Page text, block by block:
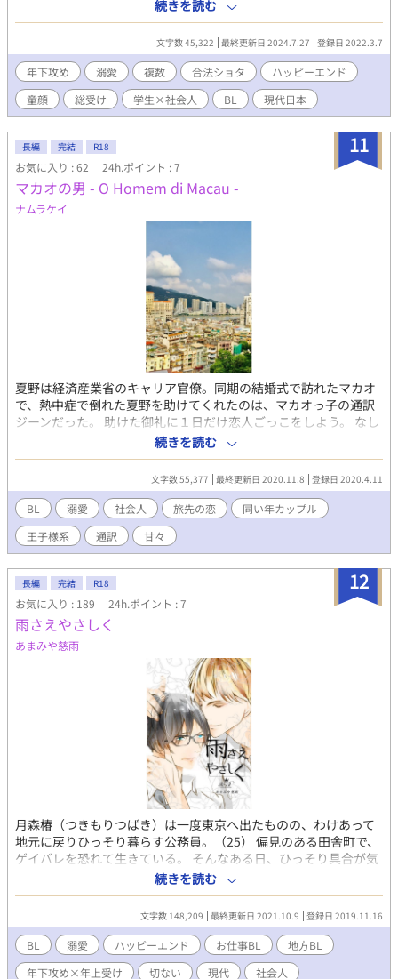
小さくてわかんなかった。」 「･･･ぜってぇ、あんたより歳上な
んだけど。」 イケイケ大学生グループと印象最悪な出会いを果た
すも、その強引な押しにあれよあれよと絆されるだけのお話。 前
作、前々作とは打って変わった現代もの。 R18初挑戦なので、お
手柔らかにお願いします。 ※ 複数プレイがあります。苦手な方は
ご注意ください。 ※素人作品です。 表紙絵 ⇨ 深浦裕 様
X(@yumiura221018)
続きを読む
文字数 45,322 最終更新日 2024.7.27 登録日 2022.3.7
年下攻め 溺愛 複数 合法ショタ
ハッピーエンド
童顔
総受け 学生×社会人 BL 現代日本
11
長編 完結 R18
お気に入り : 62 24h.ポイント : 7
マカオの男 - O Homem di Macau -
ナムラケイ
夏野は経済産業省のキャリア官僚。同期の結婚式で訪れたマカオ
で、熱中症で倒れた夏野を助けてくれたのは、マカオっ子の通訳
ジーンだった。 助けた御礼に１日だけ恋人ごっこをしよう。 なし
崩しにジーンの提案に乗った夏野だったが――。 王子様系通訳×
ヤンチャ系公務員のＢＬです。 観光したり食べたりしてるシーン
が多いです。Ｒ－１８は少なめです。
続きを読む
文字数 55,377 最終更新日 2020.11.8 登録日 2020.4.11
BL 溺愛 社会人 旅先の恋
同い年カップル
王子様系
通訳 甘々
12
長編 完結 R18
お気に入り : 189 24h.ポイント : 7
雨さえやさしく
あまみや慈雨
月森椿（つきもりつばき）は一度東京へ出たものの、わけあって
地元に戻りひっそり暮らす公務員。（25） 偏見のある田舎町で、
ゲイバレを恐れて生きている。 そんなある日、ひっそり具合が気
に入っていた戸籍課から一転、人と接する商工観光課へ異動にな
る。 その上都会から来た婚活コンサルタントと一緒に街コンを手
がけることに。 しかも彼、早坂晴臣（はやさかはるおみ）(24)は
愛されるオープン・ゲイだった。 ぐいぐいくる晴臣がいると自分
もゲイバレしそうで落ち着かない。 かくなる上は微妙に失敗して
逃げ帰ってもらおうと、策を弄する椿だったが―― 太陽属性攻×
続きを読む
文字数 148,209 最終更新日 2021.10.9 登録日 2019.11.16
BL 溺愛 ハッピーエンド お仕事BL
地方BL
年下攻め×年上受け
切ない 現代 社会人